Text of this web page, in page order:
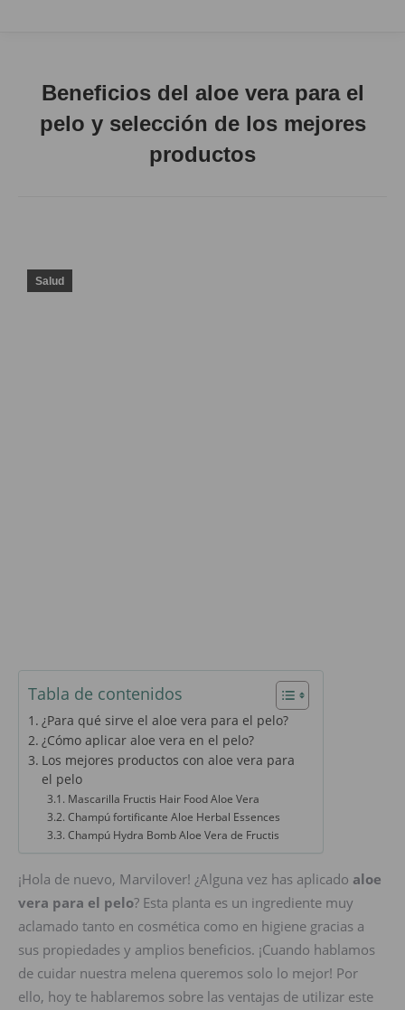
Beneficios del aloe vera para el
pelo y selección de los mejores
productos
Salud
Tabla de contenidos
¿Para qué sirve el aloe vera para el pelo?
¿Cómo aplicar aloe vera en el pelo?
Los mejores productos con aloe vera para
el pelo
Mascarilla Fructis Hair Food Aloe Vera
Champú fortificante Aloe Herbal Essences
Champú Hydra Bomb Aloe Vera de Fructis
¡Hola de nuevo, Marvilover! ¿Alguna vez has aplicado aloe
vera para el pelo? Esta planta es un ingrediente muy
aclamado tanto en cosmética como en higiene gracias a
sus propiedades y amplios beneficios. ¡Cuando hablamos
de cuidar nuestra melena queremos solo lo mejor! Por
ello, hoy te hablaremos sobre las ventajas de utilizar este